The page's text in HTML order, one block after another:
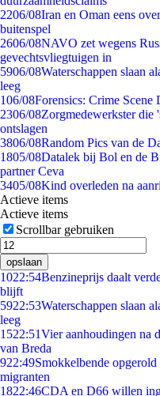
2206/08Iran en Oman eens
buitenspel
2606/08NAVO zet wegens
gevechtsvliegtuigen in
5906/08Waterschappen slaan
leeg
106/08Forensics: Crime Scene
2306/08Zorgmedewerkster die
ontslagen
3806/08Random Pics van de
1805/08Datalek bij Bol en de
partner Ceva
3405/08Kind overleden na
Actieve items
Actieve items
Scrollbar gebruiken
opslaan
1022:54Benzineprijs daalt
blijft
5922:53Waterschappen slaan
leeg
1522:51Vier aanhoudingen na
van Breda
922:49Smokkelbende
migranten
1822:46CDA en D66 willen